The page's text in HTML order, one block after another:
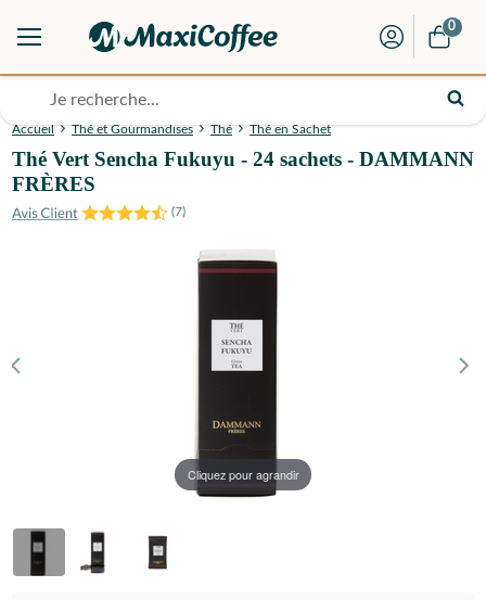
0
Accueil Thé et Gourmandises Thé Thé en Sachet
Thé Vert Sencha Fukuyu - 24 sachets - DAMMANN
FRÈRES
(7)
Cliquez pour agrandir